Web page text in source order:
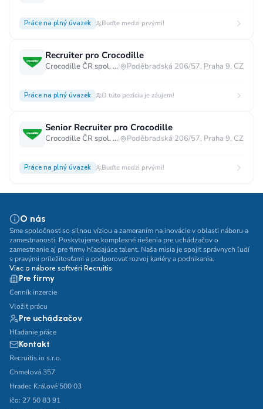
Práce na plný úvazek Buďte medzi prvými!
Recruiter pro Crocodille
Crocodille ČR spol. s.r.o.| Poděbradská 206/57, Praha 9, CZ
Práce na plný úvazek O túto pozíciu je záujem!
Senior Recruiter pro Crocodille
Crocodille ČR spol. s.r.o.| Poděbradská 206/57, Praha 9, CZ
Práce na plný úvazek Buďte medzi prvými!
O nás
Sme spoločnosť so silnou víziou a zameraním na inovácie v oblasti náboru a
zamestnanosti. Poskytujeme komplexné riešenia pre uchádzačov o
zamestnanie aj pre firmy hľadajúce talent. Naša misia je spojiť správnych ľudí
s pravými príležitosťami a podporovať rozvoj kariéry a podnikania.
Viac o nábore softvéri Recruitis
Pre firmy
Cenník inzercie
Vložiť prácu
Pre uchádzačov
Hľadanie práce
Kontakt
Recruitis.io s.r.o.
Chmelová 357
Hradec Králové 500 03
ičo: 27 50 83 91